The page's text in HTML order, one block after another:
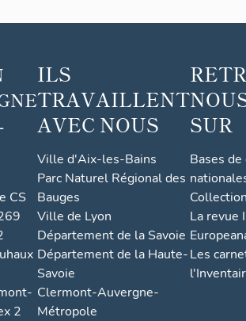
CS
2
ILS
TRAVAILLENT
AVEC NOUS
Ville d'Aix-les-Bains
Parc Naturel Régional des
Bauges
Ville de Lyon
Département de la Savoie
Département de la Haute-
Savoie
Clermont-Auvergne-
Métropole
SUR
Bases
La revue
Les